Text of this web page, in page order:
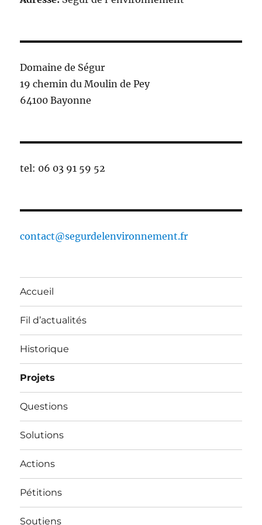
Domaine de Ségur
19 chemin du Moulin de Pey
64100 Bayonne
tel: 06 03 91 59 52
contact@segurdelenvironnement.fr
Accueil
Fil d’actualités
Historique
Projets
Questions
Solutions
Actions
Pétitions
Soutiens